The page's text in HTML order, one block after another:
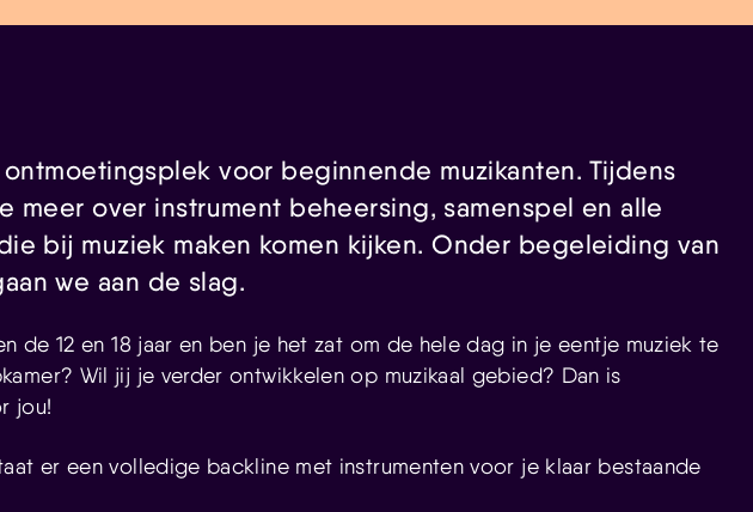
voor beginnende muzikanten. Tijdens
meer over instrument beheersing, samenspel en alle
bij muziek maken komen kijken. Onder begeleiding van
we aan de slag.
de 12 en 18 jaar en ben je het zat om de hele dag in je eentje muziek te
Wil jij je verder ontwikkelen op muzikaal gebied? Dan is
jou!
er een volledige backline met instrumenten voor je klaar bestaande